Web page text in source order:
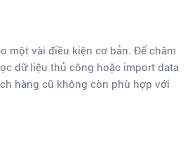
một vài điều kiện cơ bản. Để chăm
dữ liệu thủ công hoặc import data
hàng cũ không còn phù hợp với